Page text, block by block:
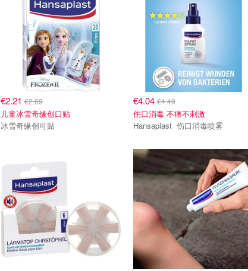
€2.21 €2.69
儿童冰雪奇缘创口贴
冰雪奇缘创可贴
€4.04€4.49
伤口消毒 不痛不刺激
Hansaplast 伤口消毒喷雾